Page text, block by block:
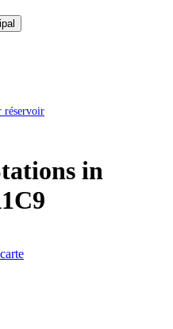
réservoir
in